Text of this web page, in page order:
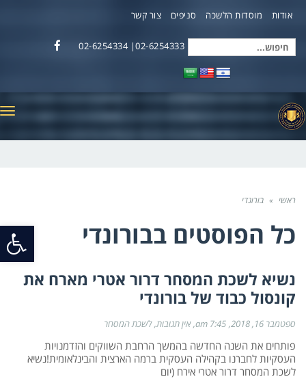
אודות מוסדות הלשכה סניפים צור קשר
חיפוש
02-6254333| 02-6254334
ראשי » בורונדי
כל הפוסטים בבורונדי
נשיא לשכת המסחר דרור אטרי מארח את
קונסול כבוד של בורונדי
ספטמבר 16, 2018 7:45 am אין תגובות לשכת המסחר
פותחים את השנה החדשה בהמשך הרחבת השווקים והזדמנויות
העסקיות לחברנו בקהילה העסקית ברמה הארצית והבינלאומית!נשיא
לשכת המסחר דרור אטרי אירח (יום